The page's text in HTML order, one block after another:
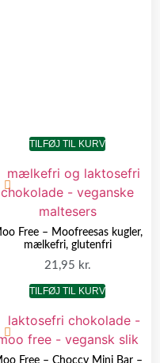
TILFØJ TIL KURV
Free – Moofreesas kugler,
mælkefri, glutenfri
21,95 kr.
TILFØJ TIL KURV
Free – Choccy Mini Bar –